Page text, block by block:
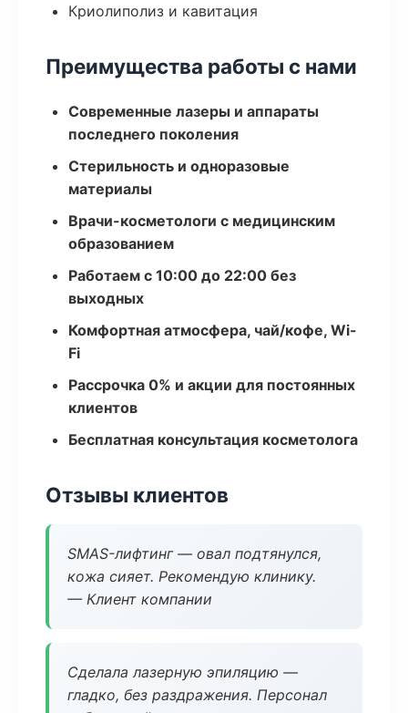
Криолиполиз и кавитация
Преимущества работы с нами
Современные лазеры и аппараты
последнего поколения
Стерильность и одноразовые
материалы
Врачи-косметологи с медицинским
образованием
Работаем с 10:00 до 22:00 без
выходных
Комфортная атмосфера, чай/кофе, Wi-
Fi
Рассрочка 0% и акции для постоянных
клиентов
Бесплатная консультация косметолога
Отзывы клиентов
SMAS-лифтинг — овал подтянулся,
кожа сияет. Рекомендую клинику.
— Клиент компании
Сделала лазерную эпиляцию —
гладко, без раздражения. Персонал